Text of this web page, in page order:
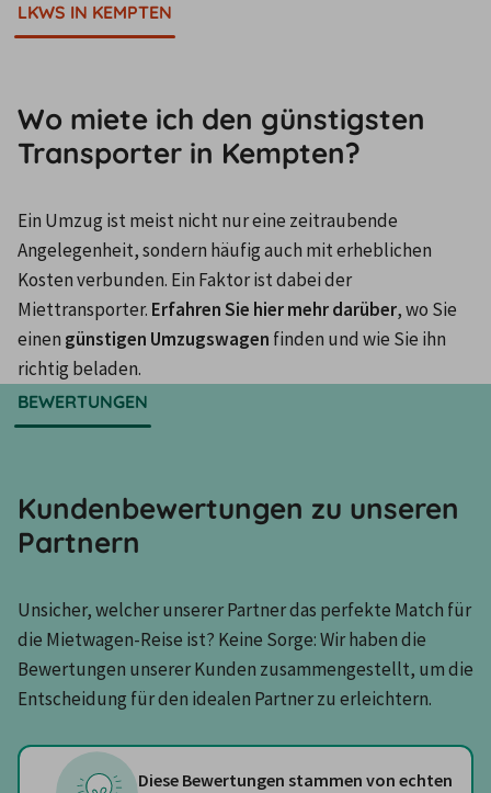
LKWS IN KEMPTEN
Wo miete ich den günstigsten
Transporter in Kempten?
Ein Umzug ist meist nicht nur eine zeitraubende
Angelegenheit, sondern häufig auch mit erheblichen
Kosten verbunden. Ein Faktor ist dabei der
Miettransporter. Erfahren Sie hier mehr darüber, wo Sie
einen günstigen Umzugswagen finden und wie Sie ihn
richtig beladen.
BEWERTUNGEN
Kundenbewertungen zu unseren
Partnern
Unsicher, welcher unserer Partner das perfekte Match für
die Mietwagen-Reise ist? Keine Sorge: Wir haben die
Bewertungen unserer Kunden zusammengestellt, um die
Entscheidung für den idealen Partner zu erleichtern.
Diese Bewertungen stammen von echten